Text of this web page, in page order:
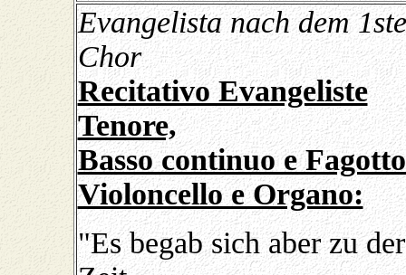
Evangelista nach dem
Chor
Recitativo Evangeliste
Tenore,
Basso continuo e
Violoncello e Organo:
"Es begab sich aber zu der